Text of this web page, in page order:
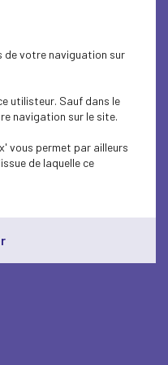
de votre naviguation sur
utilisteur. Sauf dans le
navigation sur le site.
vous permet par ailleurs
de laquelle ce